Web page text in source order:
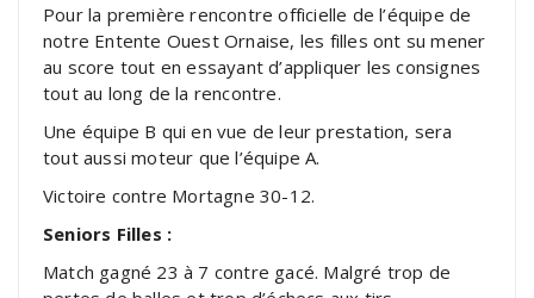
Pour la première rencontre officielle de l’équipe de
notre Entente Ouest Ornaise, les filles ont su mener
au score tout en essayant d’appliquer les consignes
tout au long de la rencontre.
Une équipe B qui en vue de leur prestation, sera
tout aussi moteur que l’équipe A.
Victoire contre Mortagne 30-12.
Seniors Filles :
Match gagné 23 à 7 contre gacé. Malgré trop de